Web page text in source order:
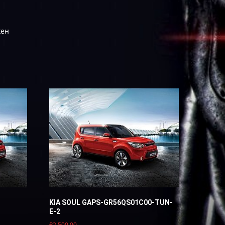
KIA SOUL GAPS-GR56QS01C00-TUN-
E-2